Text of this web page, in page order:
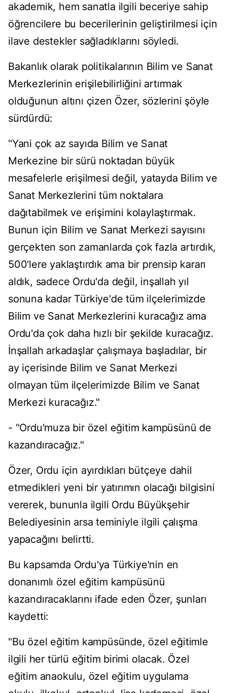
akademik, hem sanatla ilgili beceriye sahip
öğrencilere bu becerilerinin geliştirilmesi için
ilave destekler sağladıklarını söyledi.
Bakanlık olarak politikalarının Bilim ve Sanat
Merkezlerinin erişilebilirliğini artırmak
olduğunun altını çizen Özer, sözlerini şöyle
sürdürdü:
"Yani çok az sayıda Bilim ve Sanat
Merkezine bir sürü noktadan büyük
mesafelerle erişilmesi değil, yatayda Bilim ve
Sanat Merkezlerini tüm noktalara
dağıtabilmek ve erişimini kolaylaştırmak.
Bunun için Bilim ve Sanat Merkezi sayısını
gerçekten son zamanlarda çok fazla artırdık,
500'lere yaklaştırdık ama bir prensip kararı
aldık, sadece Ordu'da değil, inşallah yıl
sonuna kadar Türkiye'de tüm ilçelerimizde
Bilim ve Sanat Merkezlerini kuracağız ama
Ordu'da çok daha hızlı bir şekilde kuracağız.
İnşallah arkadaşlar çalışmaya başladılar, bir
ay içerisinde Bilim ve Sanat Merkezi
olmayan tüm ilçelerimizde Bilim ve Sanat
Merkezi kuracağız."
- "Ordu'muza bir özel eğitim kampüsünü de
kazandıracağız."
Özer, Ordu için ayırdıkları bütçeye dahil
etmedikleri yeni bir yatırımın olacağı bilgisini
vererek, bununla ilgili Ordu Büyükşehir
Belediyesinin arsa teminiyle ilgili çalışma
yapacağını belirtti.
Bu kapsamda Ordu'ya Türkiye'nin en
donanımlı özel eğitim kampüsünü
kazandıracaklarını ifade eden Özer, şunları
kaydetti:
"Bu özel eğitim kampüsünde, özel eğitimle
ilgili her türlü eğitim birimi olacak. Özel
eğitim anaokulu, özel eğitim uygulama